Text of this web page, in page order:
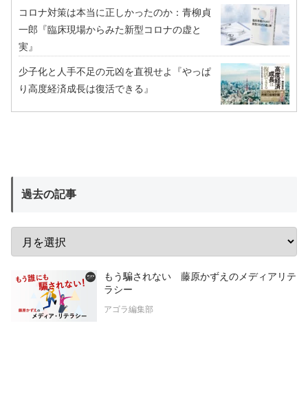
コロナ対策は本当に正しかったのか：青柳貞
一郎『臨床現場からみた新型コロナの虚と
実』
少子化と人手不足の元凶を直視せよ『やっぱ
り高度経済成長は復活できる』
過去の記事
もう騙されない 藤原かずえのメディアリテ
ラシー
アゴラ編集部